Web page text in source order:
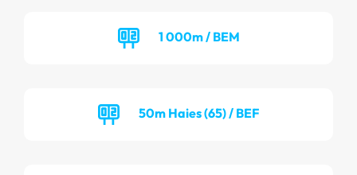
1 000m / BEM
50m Haies (65) / BEF